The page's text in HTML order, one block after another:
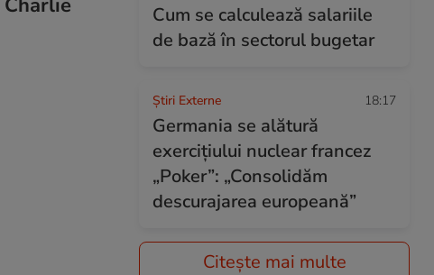
Cum se calculează salariile
de bază în sectorul bugetar
Știri Externe 18:17
Germania se alătură
exercițiului nuclear francez
„Poker”: „Consolidăm
descurajarea europeană”
Citește mai multe